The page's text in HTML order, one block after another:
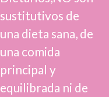
sustitutivos de
una dieta sana, de
una comida
principal y
equilibrada ni de